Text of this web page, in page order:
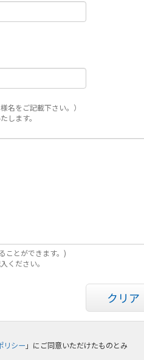
名をご記載下さい。）
します。
ことができます。)
ください。
クリア
リシー 」にご同意いただけたものとみ